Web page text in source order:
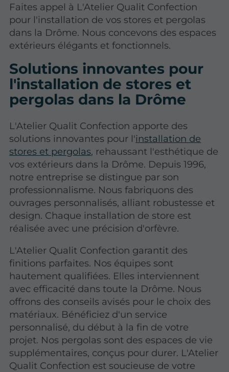
Faites appel à L'Atelier Qualit Confection
pour l'installation de vos stores et pergolas
dans la Drôme. Nous concevons des espaces
extérieurs élégants et fonctionnels.
Solutions innovantes pour
l'installation de stores et
pergolas dans la Drôme
L'Atelier Qualit Confection apporte des
solutions innovantes pour l'installation de
stores et pergolas, rehaussant l'esthétique de
vos extérieurs dans la Drôme. Depuis 1996,
notre entreprise se distingue par son
professionnalisme. Nous fabriquons des
ouvrages personnalisés, alliant robustesse et
design. Chaque installation de store est
réalisée avec une précision d'orfèvre.
L'Atelier Qualit Confection garantit des
finitions parfaites. Nos équipes sont
hautement qualifiées. Elles interviennent
avec efficacité dans toute la Drôme. Nous
offrons des conseils avisés pour le choix des
matériaux. Bénéficiez d'un service
personnalisé, du début à la fin de votre
projet. Nos pergolas sont des espaces de vie
supplémentaires, conçus pour durer. L'Atelier
Qualit Confection est soucieuse de votre